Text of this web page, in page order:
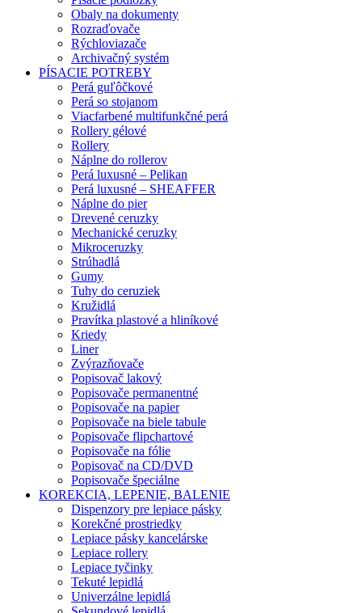
Obaly na dokumenty
Rozraďovače
Rýchloviazače
Archivačný systém
PÍSACIE POTREBY
Perá guľôčkové
Perá so stojanom
Viacfarbené multifunkčné perá
Rollery gélové
Rollery
Náplne do rollerov
Perá luxusné – Pelikan
Perá luxusné – SHEAFFER
Náplne do pier
Drevené ceruzky
Mechanické ceruzky
Mikroceruzky
Strúhadlá
Gumy
Tuhy do ceruziek
Kružidlá
Pravítka plastové a hliníkové
Kriedy
Liner
Zvýrazňovače
Popisovač lakový
Popisovače permanentné
Popisovače na papier
Popisovače na biele tabule
Popisovače flipchartové
Popisovače na fólie
Popisovač na CD/DVD
Popisovače špeciálne
KOREKCIA, LEPENIE, BALENIE
Dispenzory pre lepiace pásky
Korekčné prostriedky
Lepiace pásky kancelárske
Lepiace rollery
Lepiace tyčinky
Tekuté lepidlá
Univerzálne lepidlá